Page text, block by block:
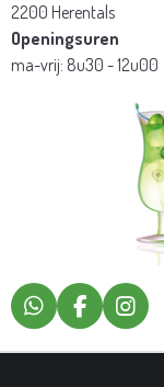
2200 Herentals
Openingsuren
ma-vrij: 8u30 - 12u00
W
H
A
F
A
C
I
N
S